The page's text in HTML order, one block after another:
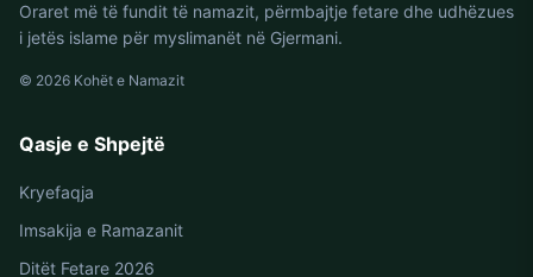
Oraret më të fundit të namazit, përmbajtje fetare dhe udhëzues
i jetës islame për myslimanët në Gjermani.
© 2026 Kohët e Namazit
Qasje e Shpejtë
Kryefaqja
Imsakija e Ramazanit
Ditët Fetare 2026